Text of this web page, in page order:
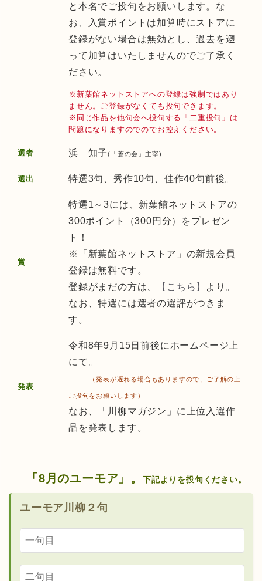
と本名でご投句をお願いします。な
お、入賞ポイントは加算時にストアに
登録がない場合は無効とし、過去を遡
って加算はいたしませんのでご了承く
ださい。
※新葉館ネットストアへの登録は強制ではあり
ません。ご登録がなくても投句できます。
※同じ作品を他句会へ投句する「二重投句」は
問題になりますのでのでお控えください。
選者 浜 知子(「蒼の会」主宰)
選出 特選3句、秀作10句、佳作40句前後。
賞
特選1～3には、新葉館ネットストアの
300ポイント（300円分）をプレゼン
ト！
※「新葉館ネットストア」の新規会員
登録は無料です。
登録がまだの方は、
【こちら】
より。
なお、特選には選者の選評がつきま
す。
発表
令和8年9月15日前後にホームページ上
にて。
（発表が遅れる場合もありますので、ご了解の上
ご投句をお願いします）
なお、「川柳マガジン」に上位入選作
品を発表します。
「8月のユーモア」。 下記よりを投句ください。
ユーモア川柳２句